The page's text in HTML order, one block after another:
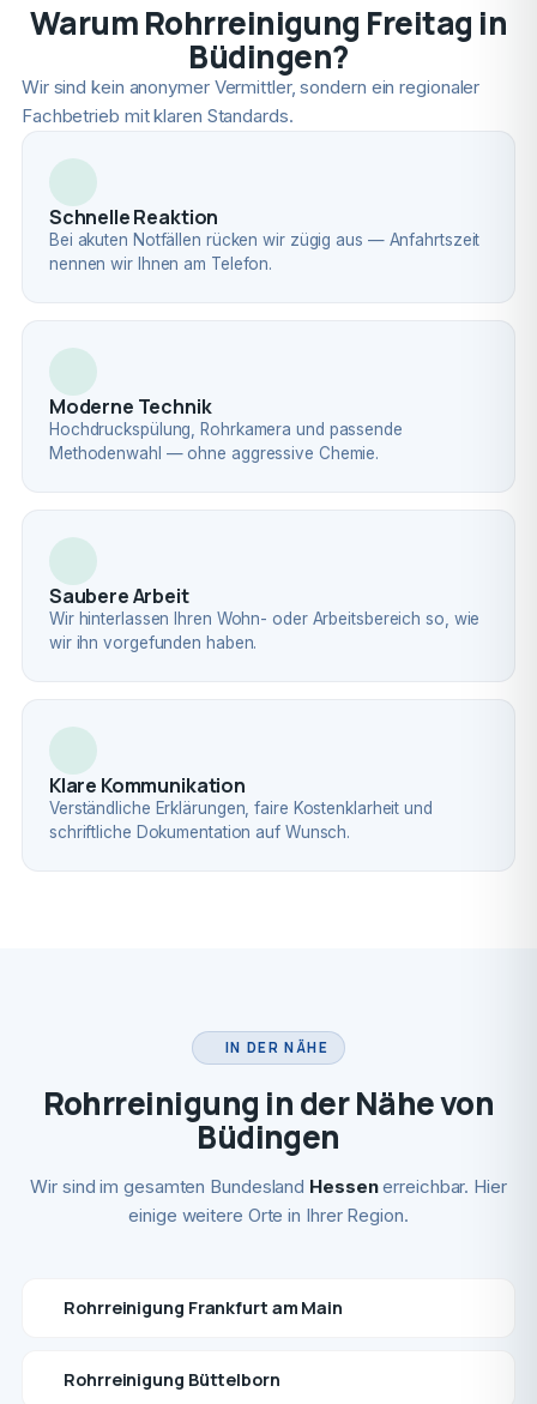
Warum Rohrreinigung Freitag in
Büdingen?
Wir sind kein anonymer Vermittler, sondern ein regionaler
Fachbetrieb mit klaren Standards.
Schnelle Reaktion
Bei akuten Notfällen rücken wir zügig aus — Anfahrtszeit
nennen wir Ihnen am Telefon.
Moderne Technik
Hochdruckspülung, Rohrkamera und passende
Methodenwahl — ohne aggressive Chemie.
Saubere Arbeit
Wir hinterlassen Ihren Wohn- oder Arbeitsbereich so, wie
wir ihn vorgefunden haben.
Klare Kommunikation
Verständliche Erklärungen, faire Kostenklarheit und
schriftliche Dokumentation auf Wunsch.
IN DER NÄHE
Rohrreinigung in der Nähe von
Büdingen
Wir sind im gesamten Bundesland Hessenerreichbar. Hier
einige weitere Orte in Ihrer Region.
Rohrreinigung Frankfurt am Main
Rohrreinigung Büttelborn